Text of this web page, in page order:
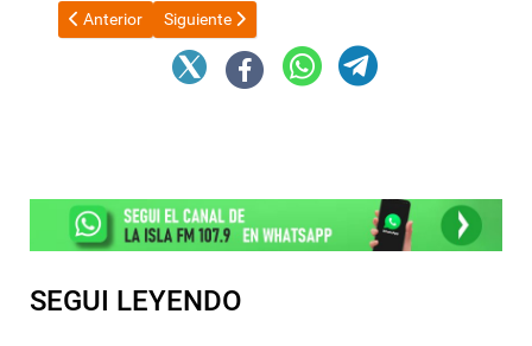
Artículo anterior: Ahora el boleto de colectivos se podrá
Anterior Artículo siguiente: El Gobierno prepara la primera
Siguiente
SEGUI LEYENDO